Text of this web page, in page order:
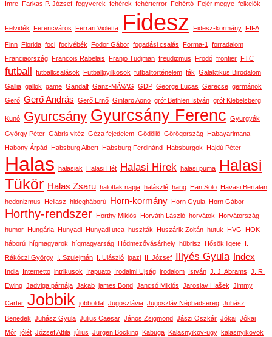
Imre Farkas P. József fegyverek fehérek fehérterror Fehértó Fejér megye felkelők
Felvidék Ferencváros Ferrari Violetta Fidesz Fidesz-kormány FIFA
Finn Florida foci focivébék Fodor Gábor fogadási csalás Forma-1
forradalom
Franciaország
Francois Rabelais Franjo Tudjman freudizmus Frodó frontier FTC
futball futballcsalások Futballgyilkosok futballtörténelem fák Galaktikus Birodalom
Gallia gallok game Gandalf Ganz-MÁVAG GDP George Lucas Gerecse germánok
Gerő Gerő András Gerő Ernő Gintaro Aono gróf Bethlen István gróf Klebelsberg
Kunó Gyurcsány Gyurcsány Ferenc Gyurgyák
György Péter Gábris vitéz Géza fejedelem Gödöllő Görögország
Habayarimana
Habony Árpád
Habsburg Albert Habsburg Ferdinánd Habsburgok Hajdú Péter
Halas halasiak Halasi Hét Halasi Hírek halasi puma
Halasi
Tükör Halas Zsaru halottak napja halászlé hang Han Solo
Havasi Bertalan
hedonizmus
Hellasz hidegháború Horn-kormány Horn Gyula Horn Gábor
Horthy-rendszer Horthy Miklós Horváth László horvátok
Horvátország
humor
Hungária Hunyadi Hunyadi utca husziták Huszárik Zoltán hutuk HVG
HÖK
háború hígmagyarok hígmagyarság Hódmezővásárhely hübrisz Hősök ligete
Rákóczi György
I. Szulejmán I. Ulászló igazi II. József Illyés Gyula Index
India Internetto intrikusok Irapuato Irodalmi Ujság irodalom István J. J. Abrams J. R.
Ewing Jadviga párnája Jakab james Bond Jancsó Miklós Jaroslav Hašek Jimmy
Carter Jobbik jobboldal Jugoszlávia Jugoszláv Néphadsereg Juhász
Benedek Juhász Gyula Julius Caesar János Zsigmond Jászi Oszkár Jókai Jókai
Mór jólét József Attila július Jürgen Böcking Kabuga Kalasnyikov-ügy kalasnyikovok